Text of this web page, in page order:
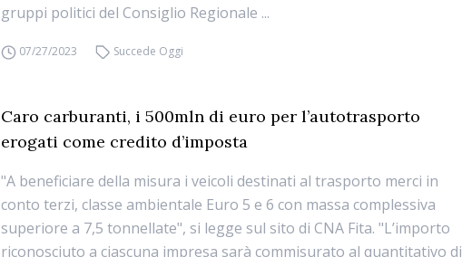
gruppi politici del Consiglio Regionale ...
07/27/2023 Succede Oggi
Caro carburanti, i 500mln di euro per l’autotrasporto
erogati come credito d’imposta
"A beneficiare della misura i veicoli destinati al trasporto merci in
conto terzi, classe ambientale Euro 5 e 6 con massa complessiva
superiore a 7,5 tonnellate", si legge sul sito di CNA Fita. "L’importo
riconosciuto a ciascuna impresa sarà commisurato al quantitativo di